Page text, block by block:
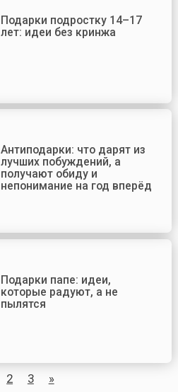
Подарки подростку 14–17
лет: идеи без кринжа
Антиподарки: что дарят из
лучших побуждений, а
получают обиду и
непонимание на год вперёд
Подарки папе: идеи,
которые радуют, а не
пылятся
2 3 »